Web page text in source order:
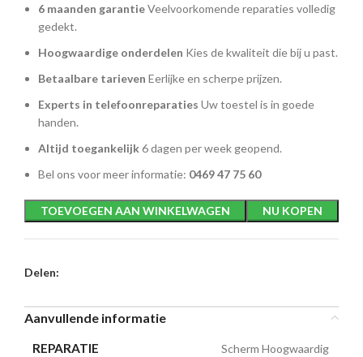
6 maanden garantieVeelvoorkomende reparaties volledig
gedekt.
Hoogwaardige onderdelen Kies de kwaliteit die bij u past.
Betaalbare tarieven Eerlijke en scherpe prijzen.
Experts in telefoonreparaties Uw toestel is in goede
handen.
Altijd toegankelijk6 dagen per week geopend.
Bel ons voor meer informatie: 0469 47 75 60
TOEVOEGEN AAN WINKELWAGEN NU KOPEN
Delen:
Aanvullende informatie
REPARATIE Scherm Hoogwaardig